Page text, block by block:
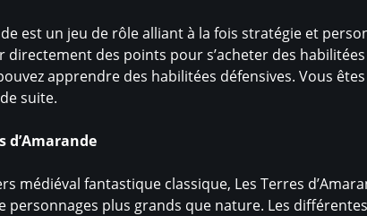
est un jeu de rôle alliant à la fois stratégie et
directement des points pour s’acheter des
apprendre des habilitées défensives. Vous
suite.
d’Amarande
médiéval fantastique classique, Les Terres
personnages plus grands que nature. Les